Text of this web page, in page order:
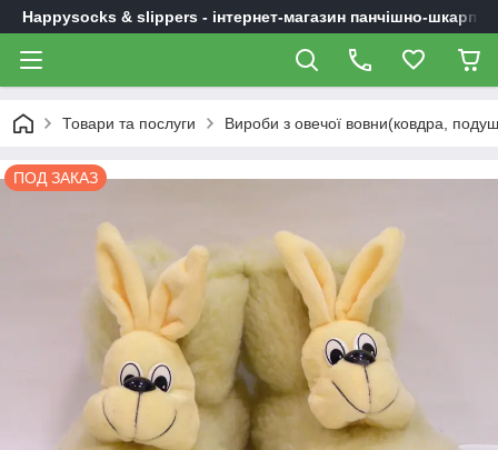
Happysocks & slippers - інтернет-магазин панчішно-
Товари та послуги Вироби з овечої вовни(ковдра,
ПОД ЗАКАЗ